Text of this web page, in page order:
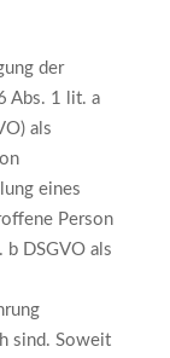
der
Abs. 1 lit. a
als
eines
Person
DSGVO als
sind. Soweit